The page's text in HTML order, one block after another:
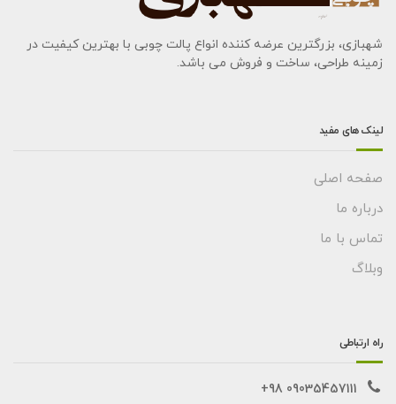
شهبازی، بزرگترین عرضه کننده انواع پالت چوبی با بهترین کیفیت در
زمینه طراحی، ساخت و فروش می باشد.
لینک های مفید
صفحه اصلی
درباره ما
تماس با ما
وبلاگ
راه ارتباطی
09035457111 98+